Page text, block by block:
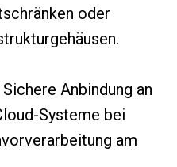
oder
Sichere Anbindung an
Systeme bei
am